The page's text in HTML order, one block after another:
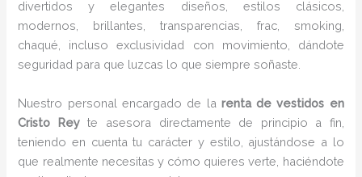
divertidos y elegantes diseños, estilos clásicos,
modernos, brillantes, transparencias, frac, smoking,
chaqué, incluso exclusividad con movimiento, dándote
seguridad para que luzcas lo que siempre soñaste.
Nuestro personal encargado de la renta de vestidos en
Cristo Reyte asesora directamente de principio a fin,
teniendo en cuenta tu carácter y estilo, ajustándose a lo
que realmente necesitas y cómo quieres verte, haciéndote